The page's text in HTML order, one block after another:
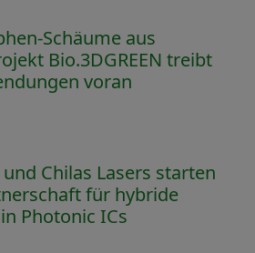
Schäume aus
Bio.3DGREEN treibt
voran
Chilas Lasers starten
für hybride
Photonic ICs